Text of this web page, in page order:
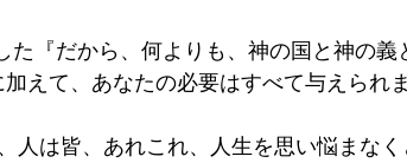
た『だから、何よりも、神の国と神の義
えて、あなたの必要はすべて与えられま
人は皆、あれこれ、人生を思い悩まな